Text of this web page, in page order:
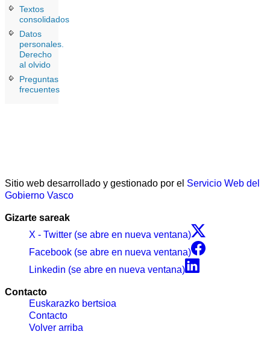
Textos
consolidados
Datos
personales.
Derecho
al olvido
Preguntas
frecuentes
Sitio web desarrollado y gestionado por el Servicio Web del
Gobierno Vasco
Gizarte sareak
X - Twitter (se abre en nueva ventana)
Facebook (se abre en nueva ventana)
Linkedin (se abre en nueva ventana)
Contacto
Euskarazko bertsioa
Contacto
Volver arriba